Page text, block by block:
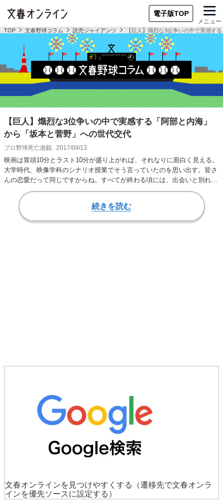
電子版TOP
メニュー
TOP 文春野球コラム 読売ジャイアンツ 【巨人】熾烈な3位争いの中で実感す
【巨人】熾烈な3位争いの中で実感する「阿部と内海」
から「坂本と菅野」への世代交代
プロ野球死亡遊戯 2017/09/13
映画は冒頭10分とラスト10分が盛り上がれば、それなりに面白く見える。
大学時代、映像学科のシナリオ授業でそう言っていたのを思い出す。皆さ
んの恋愛だって同じですからね。すべてが終わる頃には、出会いと別れし
か記憶にな…
続きを読む
文春オンラインを見つけやすくする
（遷移先で文春オンラ
インを優先ソースに設定する）